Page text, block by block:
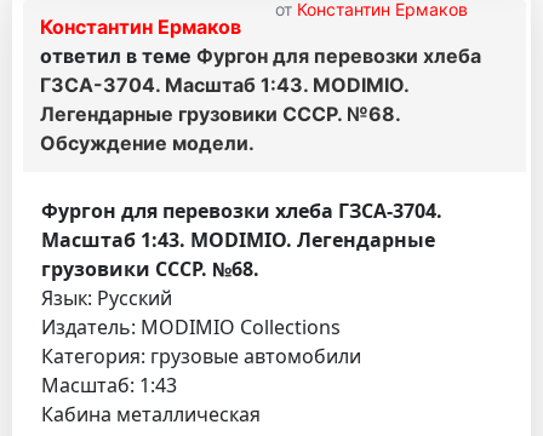
от Константин Ермаков
Константин Ермаков
ответил в теме Фургон для перевозки хлеба
ГЗСА-3704. Масштаб 1:43. MODIMIO.
Легендарные грузовики СССР. №68.
Обсуждение модели.
Фургон для перевозки хлеба ГЗСА-3704.
Масштаб 1:43. MODIMIO. Легендарные
грузовики СССР. №68.
Язык: Русский
Издатель: MODIMIO Collections
Категория: грузовые автомобили
Масштаб: 1:43
Кабина металлическая